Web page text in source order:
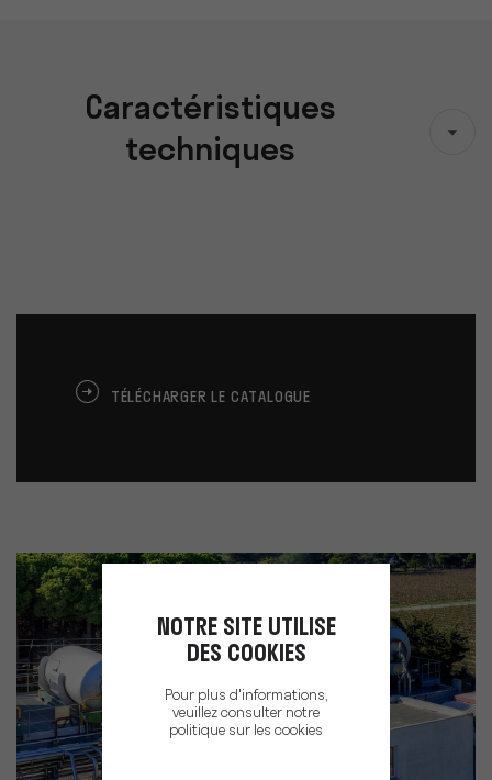
Caractéristiques
techniques
TÉLÉCHARGER LE CATALOGUE
NOTRE SITE UTILISE
DES COOKIES
Pour plus d'informations,
veuillez consulter notre
politique sur les cookies